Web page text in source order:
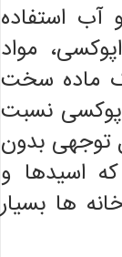
آب استفاده
مواد
ماده سخت
نسبت
توجهی بدون
اسیدها و
ها بسیار